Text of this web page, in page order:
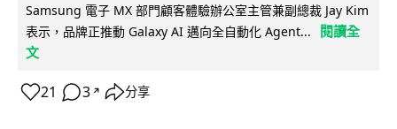
Samsung 電子 MX 部門顧客體驗辦公室主管兼副總裁 Jay Kim
表示，品牌正推動 Galaxy AI 邁向全自動化 Agent...
閱讀全
文
21 3 ↗ 分享